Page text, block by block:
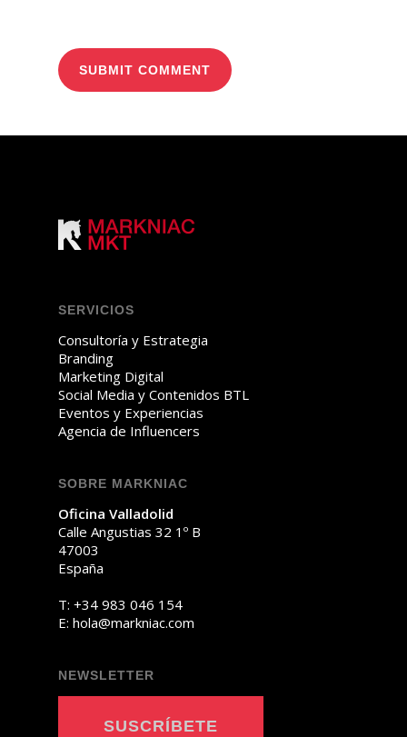
SERVICIOS
Consultoría y Estrategia
Branding
Marketing Digital
Social Media y Contenidos BTL
Eventos y Experiencias
Agencia de Influencers
SOBRE MARKNIAC
Oficina Valladolid
Calle Angustias 32 1º B
47003
España
T: +34 983 046 154
E:
moc.c
ainkr
am@al
oh
NEWSLETTER
SUSCRÍBETE